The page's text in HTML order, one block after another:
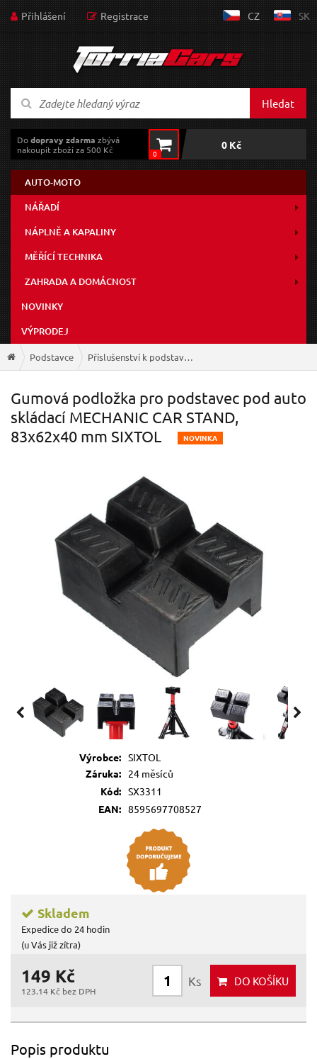
Přihlášení Registrace CZ SK
Hledat
Dodopravy zdarma zbývá
nakoupit zboží za 500 Kč
0
0 Kč
AUTO-MOTO
NÁŘADÍ
NÁPLNĚ A KAPALINY
MĚŘÍCÍ TECHNIKA
ZAHRADA A DOMÁCNOST
NOVINKY
VÝPRODEJ
Podstavce Příslušenství k podstavcům
Gumová podložka pro podstavec pod auto
skládací MECHANIC CAR STAND,
83x62x40 mm SIXTOL
NOVINKA
Výrobce: SIXTOL
Záruka:
24 měsíců
Kód: SX3311
EAN: 8595697708527
Skladem
Expedice do 24 hodin
(u Vás již zítra)
149 Kč
123.14 Kč bez DPH
Ks DO KOŠÍKU
Popis produktu